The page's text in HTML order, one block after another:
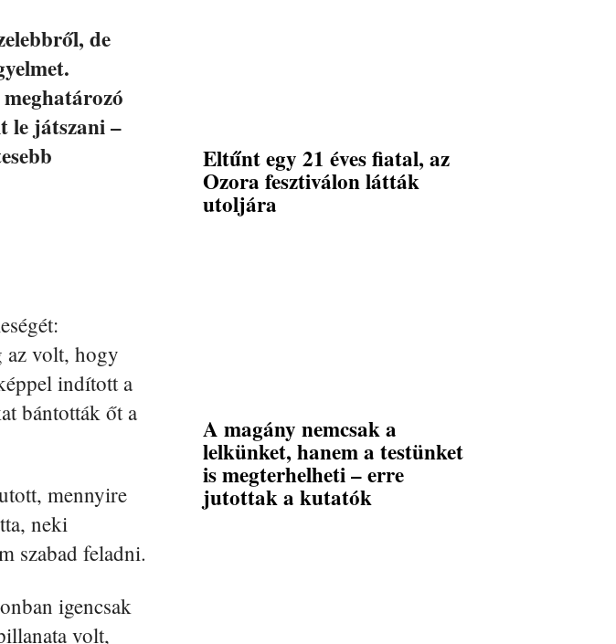
de
le játszani –
az volt, hogy
indított a
bántották őt a
mennyire
neki
szabad feladni.
igencsak
volt,
Eltűnt egy 21 éves fiatal, az
Ozora fesztiválon látták
utoljára
A magány nemcsak a
lelkünket, hanem a testünket
is megterhelheti – erre
jutottak a kutatók